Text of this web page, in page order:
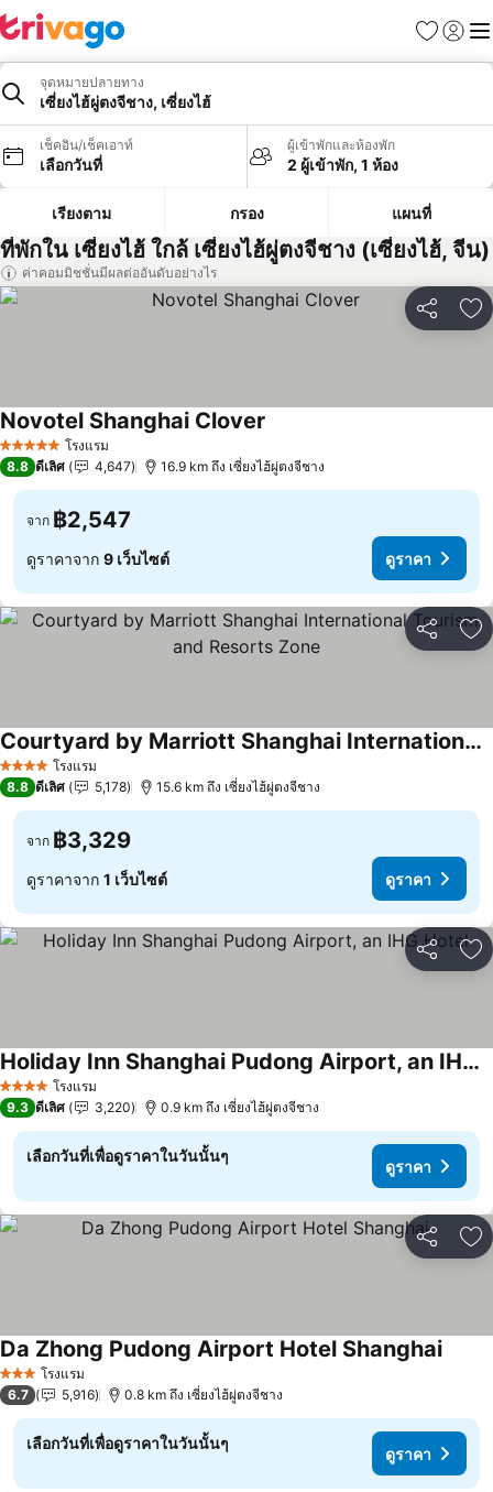
รายการโป
เข้าสู่ร
เมนู
จุดหมายปลายทาง
เซี่ยงไฮ้ผู่ตงจีชาง, เซี่ยงไฮ้
เช็คอิน/เช็คเอาท์
เลือกวันที่
ผู้เข้าพักและห้องพัก
2 ผู้เข้าพัก, 1 ห้อง
เรียงตาม กรอง แผนที่
ที่พักใน เซี่ยงไฮ้ ใกล้ เซี่ยงไฮ้ผู่ตงจีชาง (เซี่ยงไฮ้, จีน)
ค่าคอมมิชชั่นมีผลต่ออันดับอย่างไร
แชร์ เ
5 ดาว โรงแรม
Novotel Shanghai Clover
8.8 ดีเลิศ 4,647 16.9 km ถึง เซี่ยงไฮ้ผู่ตงจีชาง
จาก ฿2,547
ดูราคาจาก 9 เว็บไซต์ ดูราคา
แชร์ เ
4 ดาว โรงแรม
Courtyard by Marriott Shanghai International Tourism and Resorts Zone
8.8 ดีเลิศ 5,178 15.6 km ถึง เซี่ยงไฮ้ผู่ตงจีชาง
จาก ฿3,329
ดูราคาจาก 1 เว็บไซต์ ดูราคา
แชร์ เ
4 ดาว โรงแรม
Holiday Inn Shanghai Pudong Airport, an IHG Hotel
9.3 ดีเลิศ 3,220 0.9 km ถึง เซี่ยงไฮ้ผู่ตงจีชาง
เลือกวันที่เพื่อดูราคาในวันนั้นๆ
ดูราคา
แชร์ เ
3 ดาว โรงแรม
Da Zhong Pudong Airport Hotel Shanghai
6.7 5,916 0.8 km ถึง เซี่ยงไฮ้ผู่ตงจีชาง
เลือกวันที่เพื่อดูราคาในวันนั้นๆ
ดูราคา